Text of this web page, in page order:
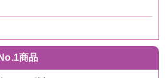
商品